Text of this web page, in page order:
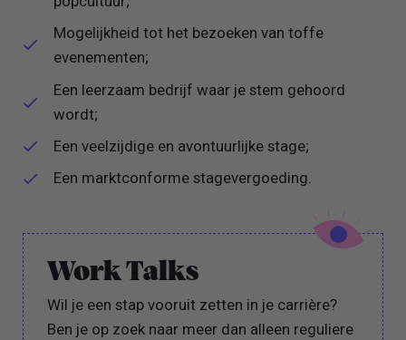
Mogelijkheid tot het bezoeken van toffe
evenementen;
Een leerzaam bedrijf waar je stem gehoord
wordt;
Een veelzijdige en avontuurlijke stage;
Een marktconforme stagevergoeding.
Work Talks
Wil je een stap vooruit zetten in je carrière?
Ben je op zoek naar meer dan alleen reguliere